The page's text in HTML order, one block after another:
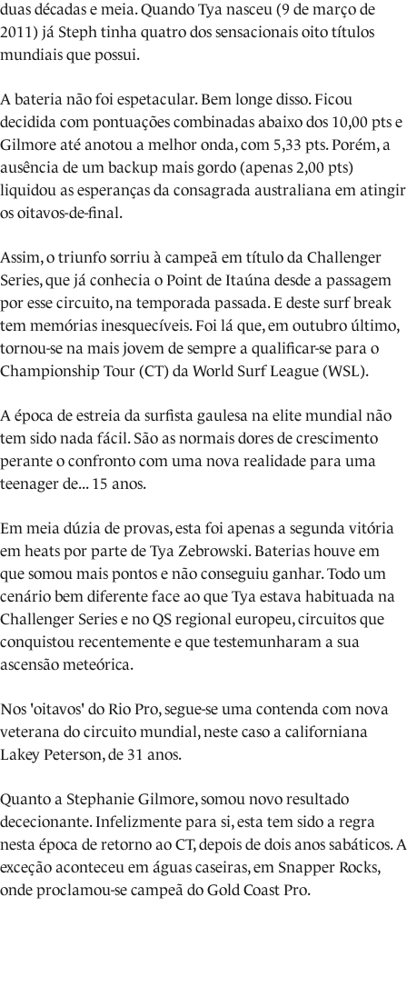
duas décadas e meia. Quando Tya nasceu (9 de março de
2011) já Steph tinha quatro dos sensacionais oito títulos
mundiais que possui.
A bateria não foi espetacular. Bem longe disso. Ficou
decidida com pontuações combinadas abaixo dos 10,00 pts e
Gilmore até anotou a melhor onda, com 5,33 pts. Porém, a
ausência de um backup mais gordo (apenas 2,00 pts)
liquidou as esperanças da consagrada australiana em atingir
os oitavos-de-final.
Assim, o triunfo sorriu à campeã em título da Challenger
Series, que já conhecia o Point de Itaúna desde a passagem
por esse circuito, na temporada passada. E deste surf break
tem memórias inesquecíveis. Foi lá que, em outubro último,
tornou-se na mais jovem de sempre a qualificar-se para o
Championship Tour (CT) da World Surf League (WSL).
A época de estreia da surfista gaulesa na elite mundial não
tem sido nada fácil. São as normais dores de crescimento
perante o confronto com uma nova realidade para uma
teenager de... 15 anos.
Em meia dúzia de provas, esta foi apenas a segunda vitória
em heats por parte de Tya Zebrowski. Baterias houve em
que somou mais pontos e não conseguiu ganhar. Todo um
cenário bem diferente face ao que Tya estava habituada na
Challenger Series e no QS regional europeu, circuitos que
conquistou recentemente e que testemunharam a sua
ascensão meteórica.
Nos 'oitavos' do Rio Pro, segue-se uma contenda com nova
veterana do circuito mundial, neste caso a californiana
Lakey Peterson, de 31 anos.
Quanto a Stephanie Gilmore, somou novo resultado
dececionante. Infelizmente para si, esta tem sido a regra
nesta época de retorno ao CT, depois de dois anos sabáticos. A
exceção aconteceu em águas caseiras, em Snapper Rocks,
onde proclamou-se campeã do Gold Coast Pro.